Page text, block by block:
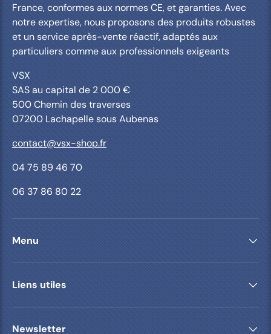
France, conformes aux normes CE, et garanties. Avec
notre expertise, nous proposons des produits robustes
et un service après-vente réactif, adaptés aux
particuliers comme aux professionnels exigeants
VSX
SAS au capital de 2 000 €
500 Chemin des traverses
07200 Lachapelle sous Aubenas
contact@vsx-shop.fr
04 75 89 46 70
06 37 86 80 22
Menu
Liens utiles
Newsletter